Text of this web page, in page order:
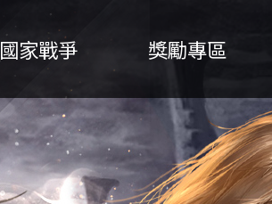
國家戰爭 獎勵專區